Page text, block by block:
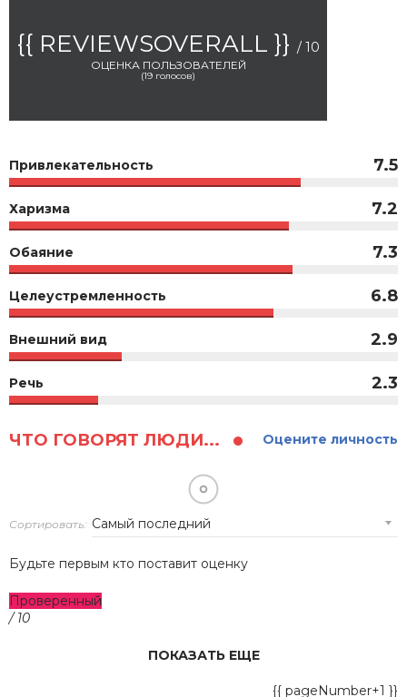
{{ REVIEWSOVERALL }} / 10
ОЦЕНКА ПОЛЬЗОВАТЕЛЕЙ
(19 голосов)
Привлекательность 7.5
Харизма 7.2
Обаяние 7.3
Целеустремленность 6.8
Внешний вид 2.9
Речь 2.3
ЧТО ГОВОРЯТ ЛЮДИ... Оцените личность
Сортировать:
Будьте первым кто поставит оценку
Проверенный
/ 10
ПОКАЗАТЬ ЕЩЕ
{{ pageNumber+1 }}